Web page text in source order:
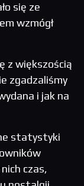
się ze
wzmógł
z większością
zgadzaliśmy
i jak na
statystyki
czas,